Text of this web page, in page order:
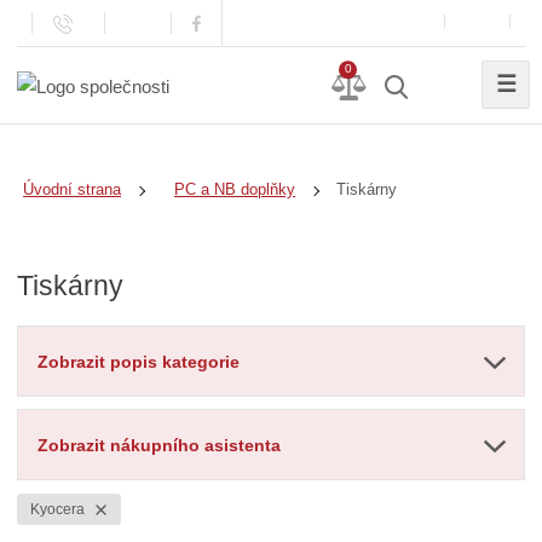
0
☰
Úvodní strana PC a NB doplňky Tiskárny
Tiskárny
Zobrazit popis kategorie
Zobrazit nákupního asistenta
Kyocera